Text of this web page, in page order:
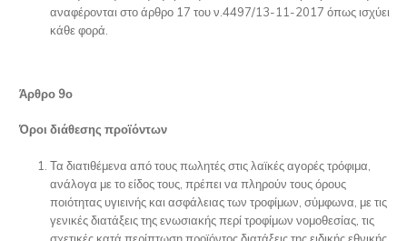
αναφέρονται στο άρθρο 17 του ν.4497/13-11-2017 όπως ισχύει
κάθε φορά.
Άρθρο 9ο
Όροι διάθεσης προϊόντων
Τα διατιθέμενα από τους πωλητές στις λαϊκές αγορές τρόφιμα,
ανάλογα με το είδος τους, πρέπει να πληρούν τους όρους
ποιότητας υγιεινής και ασφάλειας των τροφίμων, σύμφωνα, με τις
γενικές διατάξεις της ενωσιακής περί τροφίμων νομοθεσίας, τις
σχετικές κατά περίπτωση προϊόντος διατάξεις της ειδικής εθνικής